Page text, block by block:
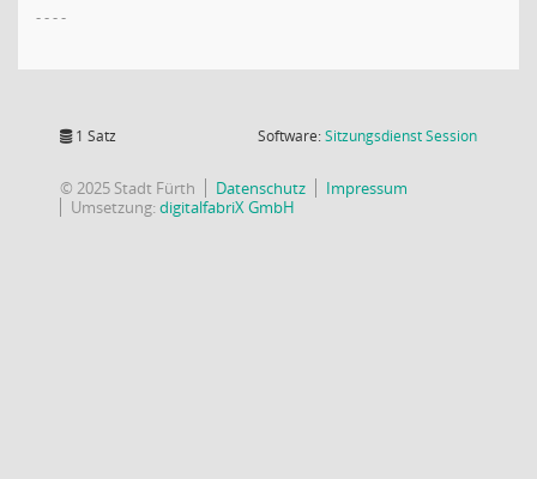
- - - -
1 Satz Software:SitzungsdienstSession(Wird in
© 2025 Stadt Fürth Datenschutz
Impressum
Umsetzung:digitalfabriX GmbH